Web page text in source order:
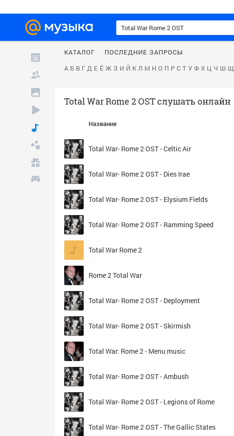
КАТАЛОГ
ПОСЛЕДНИЕ ЗАПРОСЫ
А Б В Г Д Е Ё Ж З И Й К Л М Н О П Р С Т У Ф Х Ц Ч Ш Щ
Total War Rome 2 OST слушать онлайн
Название
Total War- Rome 2 OST - Celtic Air
Total War- Rome 2 OST - Dies Irae
Total War- Rome 2 OST - Elysium Fields
Total War- Rome 2 OST - Ramming Speed
Total War Rome 2
Rome 2 Total War
Total War- Rome 2 OST - Deployment
Total War- Rome 2 OST - Skirmish
Total War: Rome 2 - Menu music
Total War- Rome 2 OST - Ambush
Total War- Rome 2 OST - Legions of Rome
Total War- Rome 2 OST - The Gallic States